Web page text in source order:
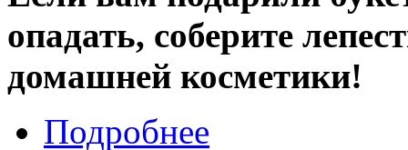
опадать, соберите
домашней косметики!
Подробнее